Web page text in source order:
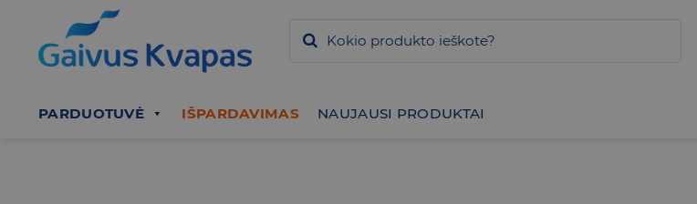
content
PARDUOTUVĖ IŠPARDAVIMAS NAUJAUSI PRODUKTAI